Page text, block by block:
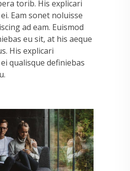
torib. His explicari
Eam sonet noluisse
ad eam. Euismod
eu sit, at his aeque
His explicari
qualisque definiebas